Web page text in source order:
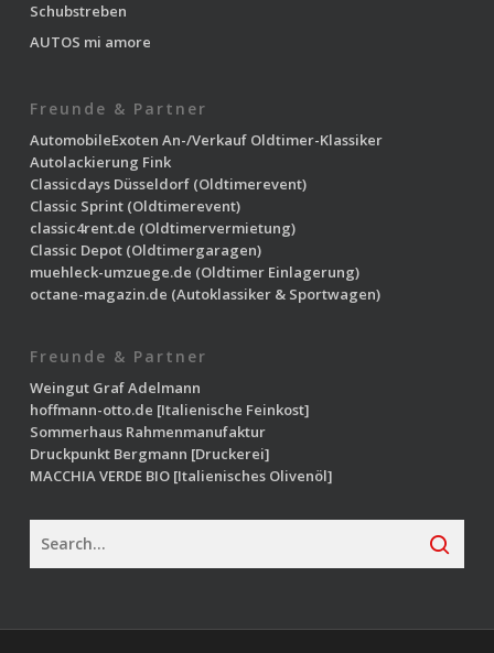
Schubstreben
AUTOS mi amore
Freunde & Partner
AutomobileExoten An-/Verkauf Oldtimer-Klassiker
Autolackierung Fink
Classicdays Düsseldorf(Oldtimerevent)
Classic Sprint(Oldtimerevent)
classic4rent.de (Oldtimervermietung)
Classic Depot(Oldtimergaragen)
muehleck-umzuege.de (Oldtimer Einlagerung)
octane-magazin.de (Autoklassiker & Sportwagen)
Freunde & Partner
Weingut Graf Adelmann
hoffmann-otto.de [Italienische Feinkost]
Sommerhaus Rahmenmanufaktur
Druckpunkt Bergmann [Druckerei]
MACCHIA VERDE BIO[Italienisches Olivenöl]